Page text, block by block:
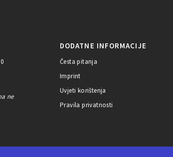
ne
DODATNE INFORMACIJE
Česta pitanja
Imprint
Uvjeti korištenja
Pravila privatnosti